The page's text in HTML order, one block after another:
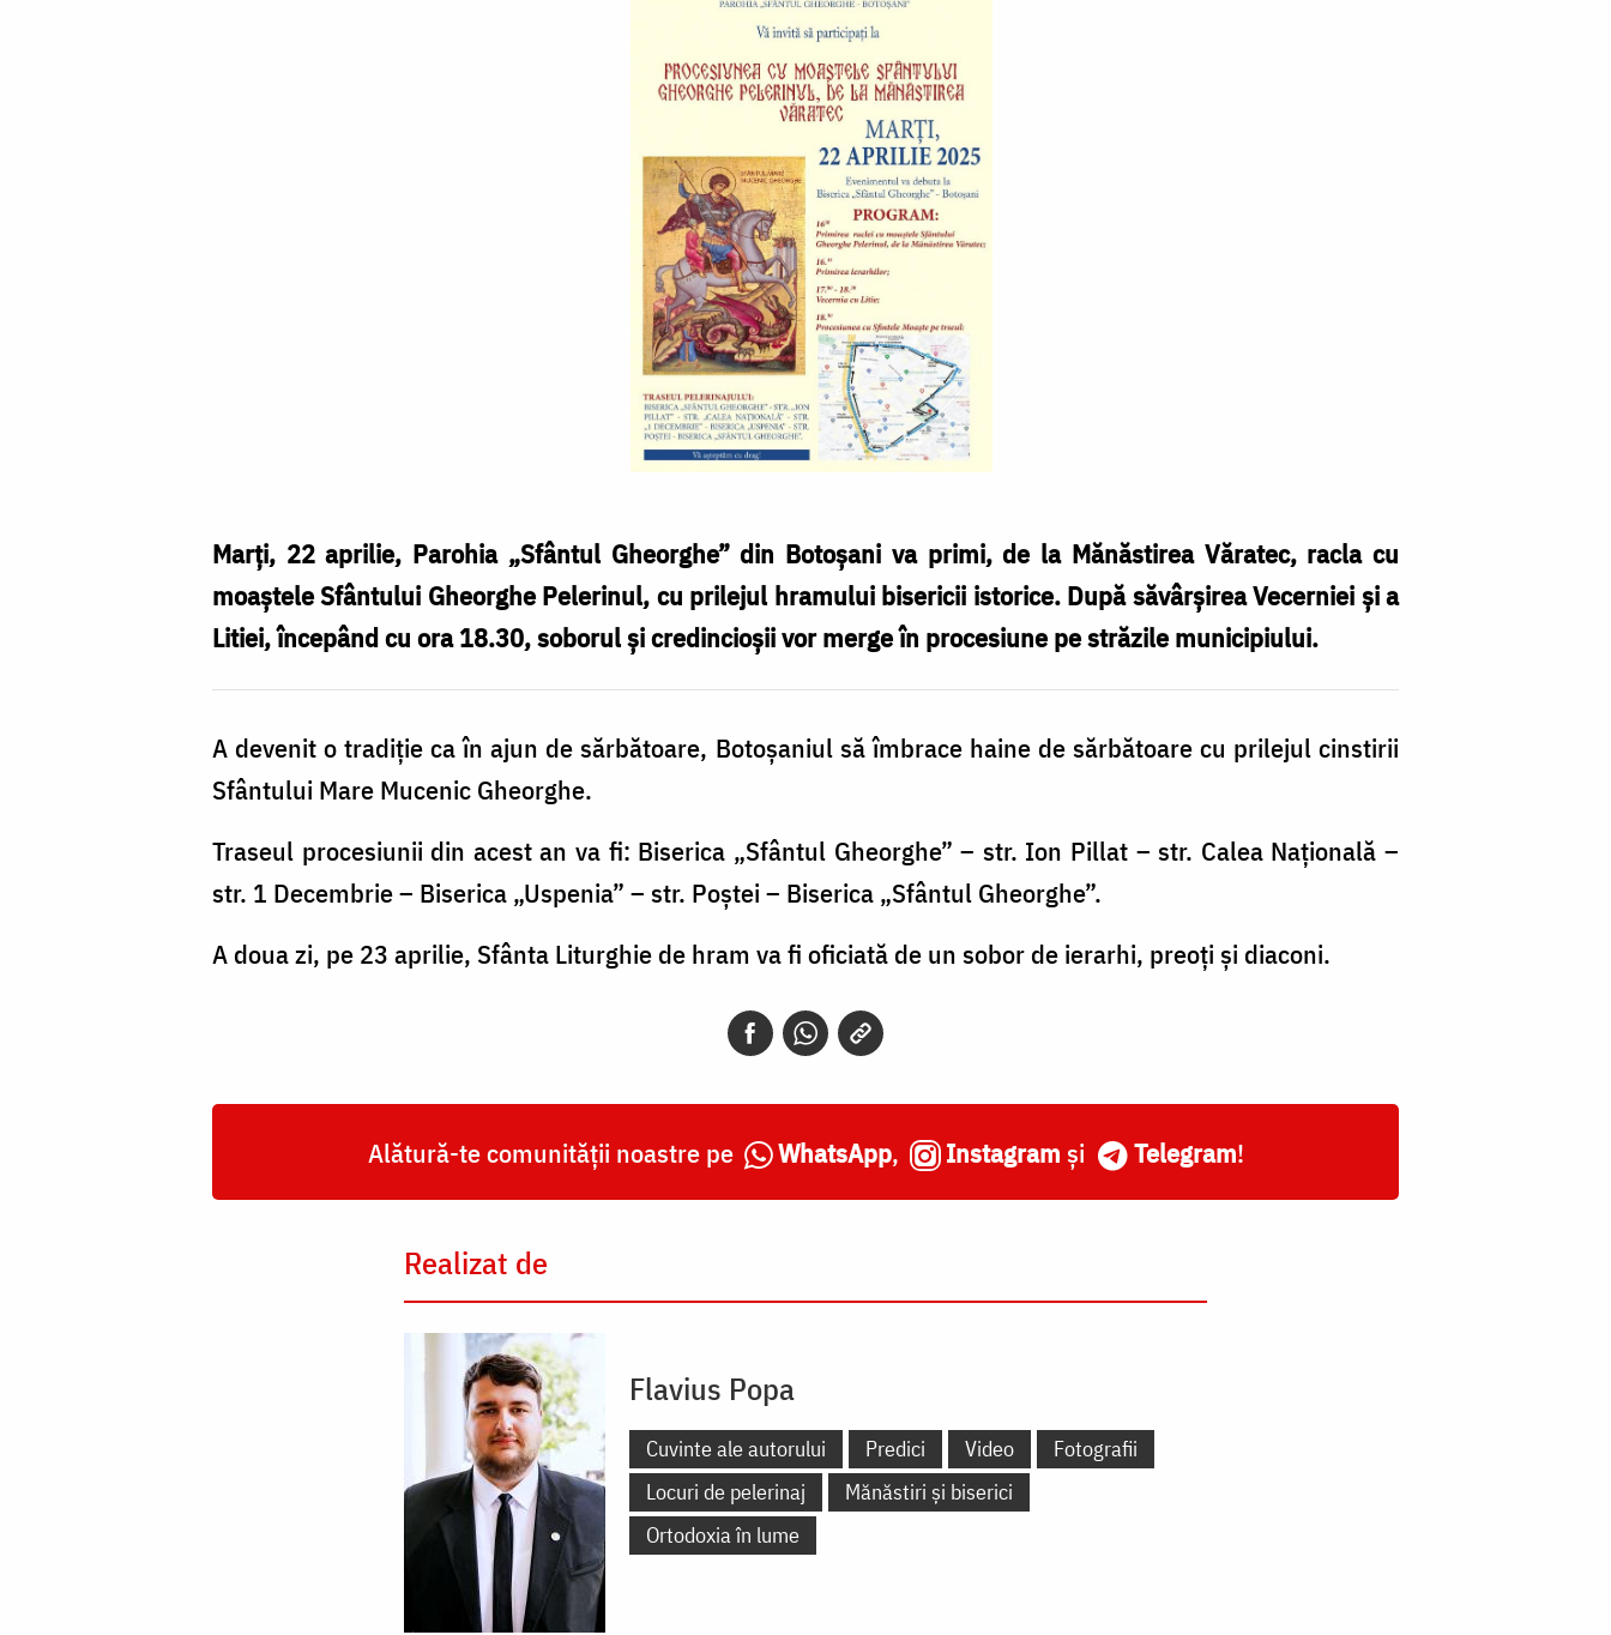
Marți, 22 aprilie, Parohia „Sfântul Gheorghe” din Botoșani va primi, de la Mănăstirea Văratec, racla cu
moaștele Sfântului Gheorghe Pelerinul, cu prilejul hramului bisericii istorice. După săvârșirea Vecerniei și a
Litiei, începând cu ora 18.30, soborul și credincioșii vor merge în procesiune pe străzile municipiului.
A devenit o tradiție ca în ajun de sărbătoare, Botoșaniul să îmbrace haine de sărbătoare cu prilejul cinstirii
Sfântului Mare Mucenic Gheorghe.
Traseul procesiunii din acest an va fi: Biserica „Sfântul Gheorghe” – str. Ion Pillat – str. Calea Națională –
str. 1 Decembrie – Biserica „Uspenia” – str. Poștei – Biserica „Sfântul Gheorghe”.
A doua zi, pe 23 aprilie, Sfânta Liturghie de hram va fi oficiată de un sobor de ierarhi, preoți și diaconi.
Alătură-te comunității noastre pe WhatsApp, Instagram și Telegram!
Realizat de
Flavius Popa
Cuvinte ale autorului Predici Video
Fotografii
Locuri de pelerinaj
Mănăstiri și biserici
Ortodoxia în lume